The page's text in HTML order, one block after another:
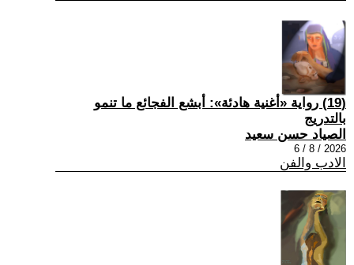
(19) رواية «أغنية هادئة»: أبشع الفجائع ما تنمو
بالتدريج
الصياد حسن سعيد
2026 / 8 / 6
الادب والفن